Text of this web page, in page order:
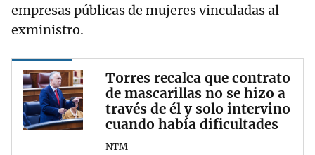
empresas públicas de mujeres vinculadas al
exministro.
Torres recalca que contrato
de mascarillas no se hizo a
través de él y solo intervino
cuando había dificultades
NTM